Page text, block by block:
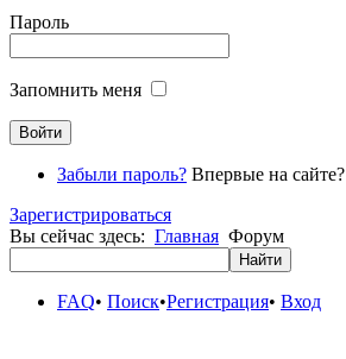
Пароль
Запомнить меня
Забыли пароль? Впервые на сайте?
Зарегистрироваться
Вы сейчас здесь: Главная Форум
FAQ• Поиск•Регистрация• Вход